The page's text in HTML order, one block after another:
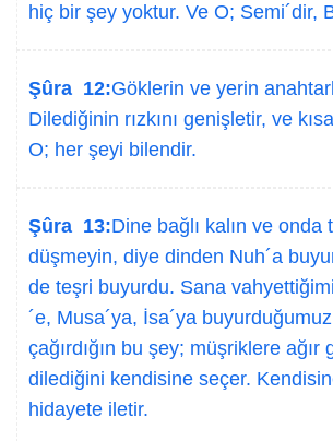
hiç bir şey yoktur. Ve O; Semi´dir,
Şûra 12:Göklerin ve yerin
Dilediğinin rızkını genişletir, ve
O; her şeyi bilendir.
Şûra 13:Dine bağlı kalın ve onda
düşmeyin, diye dinden Nuh´a
de teşri buyurdu. Sana
´e, Musa´ya, İsa´ya
çağırdığın bu şey; müşriklere ağır
dilediğini kendisine seçer.
hidayete iletir.